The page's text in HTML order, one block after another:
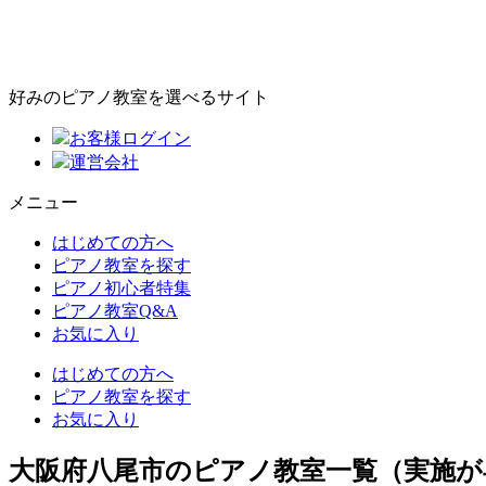
好みのピアノ教室を選べるサイト
お客様ログイン
運営会社
メニュー
はじめての方へ
ピアノ教室を探す
ピアノ初心者特集
ピアノ教室Q&A
お気に入り
はじめての方へ
ピアノ教室を探す
お気に入り
大阪府八尾市のピアノ教室一覧（実施